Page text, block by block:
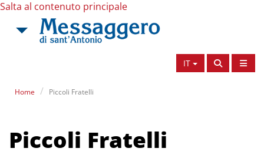
Salta al contenuto principale
IT
Home Piccoli Fratelli
Piccoli Fratelli